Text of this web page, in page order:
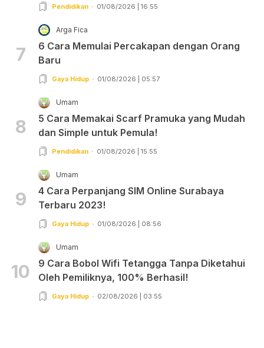
Pendidikan 01/08/2026 | 16:55
7
Arga Fica
6 Cara Memulai Percakapan dengan Orang
Baru
Gaya Hidup 01/08/2026 | 05:57
8
Umam
5 Cara Memakai Scarf Pramuka yang Mudah
dan Simple untuk Pemula!
Pendidikan 01/08/2026 | 15:55
9
Umam
4 Cara Perpanjang SIM Online Surabaya
Terbaru 2023!
Gaya Hidup 01/08/2026 | 08:56
10
Umam
9 Cara Bobol Wifi Tetangga Tanpa Diketahui
Oleh Pemiliknya, 100% Berhasil!
Gaya Hidup 02/08/2026 | 03:55